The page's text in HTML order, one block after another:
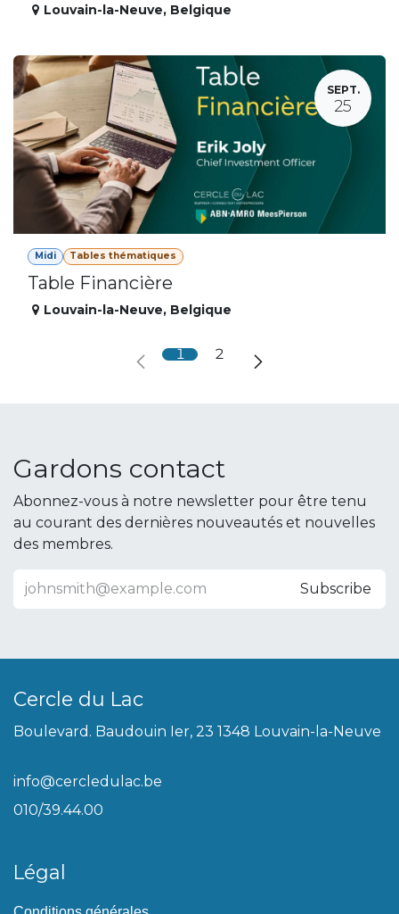
Louvain-la-Neuve, Belgique
SEPT.
25
Midi Tables thématiques
Table Financière
Louvain-la-Neuve, Belgique
1 2
Gardons contact
Abonnez-vous à notre newsletter pour être tenu
au courant des dernières nouveautés et nouvelles
des membres.
Subscribe
Cercle du Lac
Boulevard. Baudouin Ier, 23 1348 Louvain-la-Neuve
info@cercledulac.be
010/39.44.00
Légal